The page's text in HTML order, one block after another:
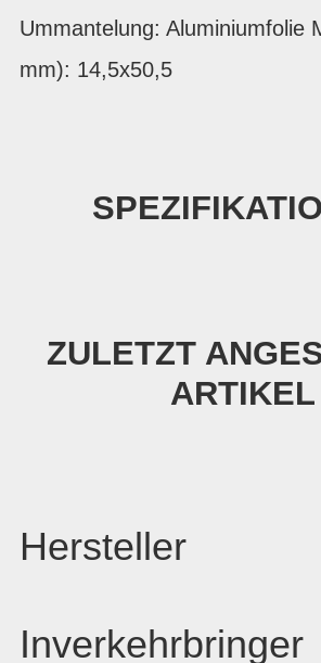
Ummantelung: Aluminiumfolie
mm): 14,5x50,5
ZULETZT
ARTIKEL
Hersteller
Inverkehrbringer